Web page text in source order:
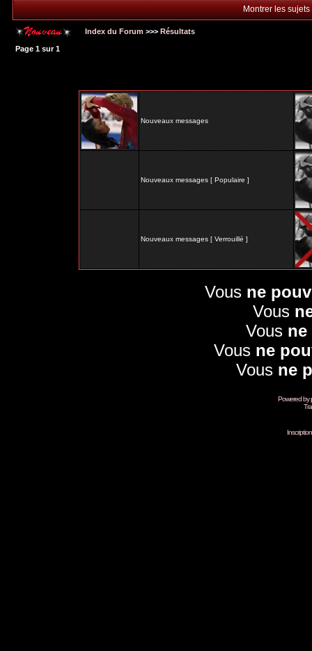
Montrer les
Index du Forum >>> Résultats
Page 1 sur1
Nouveaux messages
Nouveaux messages [ Populaire ]
Nouveaux messages [ Verrouillé ]
Vous ne
Vous
Vous ne
Vous ne
Vous ne
Powered by